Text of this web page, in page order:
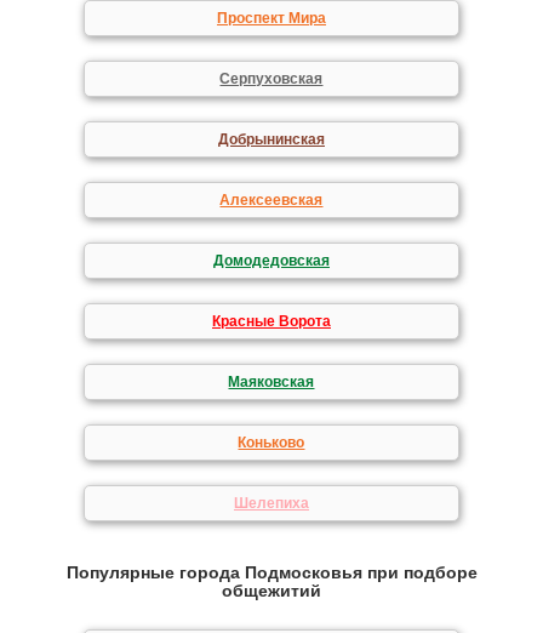
Проспект Мира
Серпуховская
Добрынинская
Алексеевская
Домодедовская
Красные Ворота
Маяковская
Коньково
Шелепиха
Популярные города Подмосковья при подборе
общежитий